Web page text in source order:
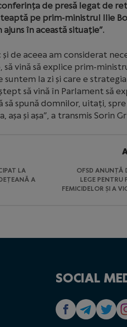
de presă legat de
pe prim-ministrul Ilie
în această situație”.
de aceea am considerat
vină să explice prim-
la zi și care e
să vină în Parlament să
să spună domnilor, uitați,
și așa”, a transmis Sorin
LA
A
OFSD ANUNȚĂ
LEGE PENTRU
FEMICIDELOR ȘI A
SOCIAL